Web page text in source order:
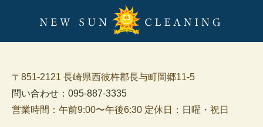
〒851-2121 長崎県西彼杵郡長与町岡郷11-5
問い合わせ：095-887-3335
営業時間：午前9:00〜午後6:30 定休日：日曜・祝日